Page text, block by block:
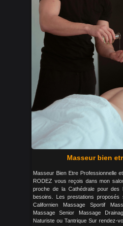
Masseur bien
Masseur Bien Etre Professionnelle
RODEZ vous reçois dans mon
proche de la Cathédrale pour des
besoins. Les prestations proposés
Californien Massage Sportif
Massage Senior Massage
Naturiste ou Tantrique Sur rendez-